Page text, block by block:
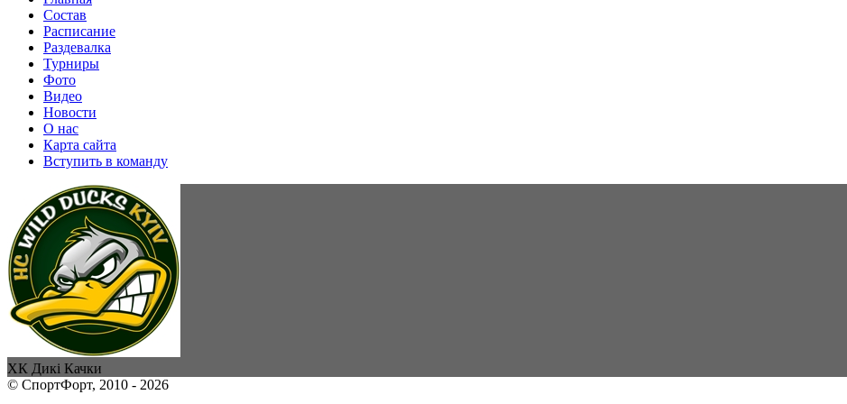
Состав
Расписание
Раздевалка
Турниры
Фото
Видео
Новости
О нас
Карта сайта
Вступить в команду
ХК Дикі Качки
© СпортФорт, 2010 - 2026